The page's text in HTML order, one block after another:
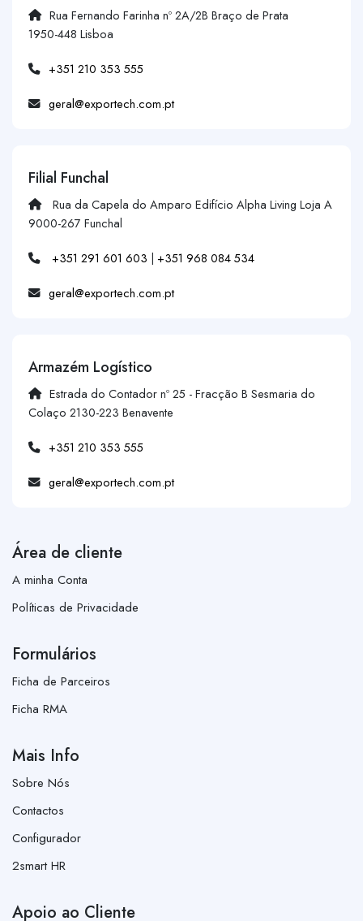
Rua Fernando Farinha nº 2A/2B Braço de Prata
1950-448 Lisboa
+351 210 353 555
geral@exportech.com.pt
Filial Funchal
Rua da Capela do Amparo Edifício Alpha Living Loja A
9000-267 Funchal
+351 291 601 603 | +351 968 084 534
geral@exportech.com.pt
Armazém Logístico
Estrada do Contador nº 25 - Fracção B Sesmaria do
Colaço 2130-223 Benavente
+351 210 353 555
geral@exportech.com.pt
Área de cliente
A minha Conta
Políticas de Privacidade
Formulários
Ficha de Parceiros
Ficha RMA
Mais Info
Sobre Nós
Contactos
Configurador
2smart HR
Apoio ao Cliente